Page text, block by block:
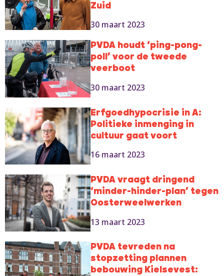
Zuid
30 maart 2023
PVDA houdt ‘ping-pong-
poll’ voor de tweede
veerboot
30 maart 2023
Erfgoedhypocrisie in A:
Politieke inmenging in
cultuur gaat voort
16 maart 2023
PVDA vraagt dringend
‘minder-hinder-plan’ tegen
Oosterweelwerken
13 maart 2023
PVDA tevreden na
stopzetting plannen
bebouwing Kielsevest: